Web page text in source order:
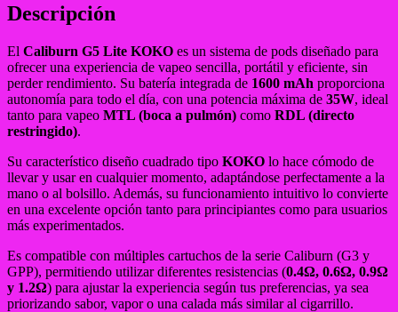
Descripción
El Caliburn G5 Lite KOKO es un sistema de pods diseñado para
ofrecer una experiencia de vapeo sencilla, portátil y eficiente, sin
perder rendimiento. Su batería integrada de 1600 mAh proporciona
autonomía para todo el día, con una potencia máxima de 35W, ideal
tanto para vapeo MTL (boca a pulmón) como RDL (directo
restringido).
Su característico diseño cuadrado tipo KOKO lo hace cómodo de
llevar y usar en cualquier momento, adaptándose perfectamente a la
mano o al bolsillo. Además, su funcionamiento intuitivo lo convierte
en una excelente opción tanto para principiantes como para usuarios
más experimentados.
Es compatible con múltiples cartuchos de la serie Caliburn (G3 y
GPP), permitiendo utilizar diferentes resistencias (0.4Ω, 0.6Ω, 0.9Ω
y 1.2Ω) para ajustar la experiencia según tus preferencias, ya sea
priorizando sabor, vapor o una calada más similar al cigarrillo.